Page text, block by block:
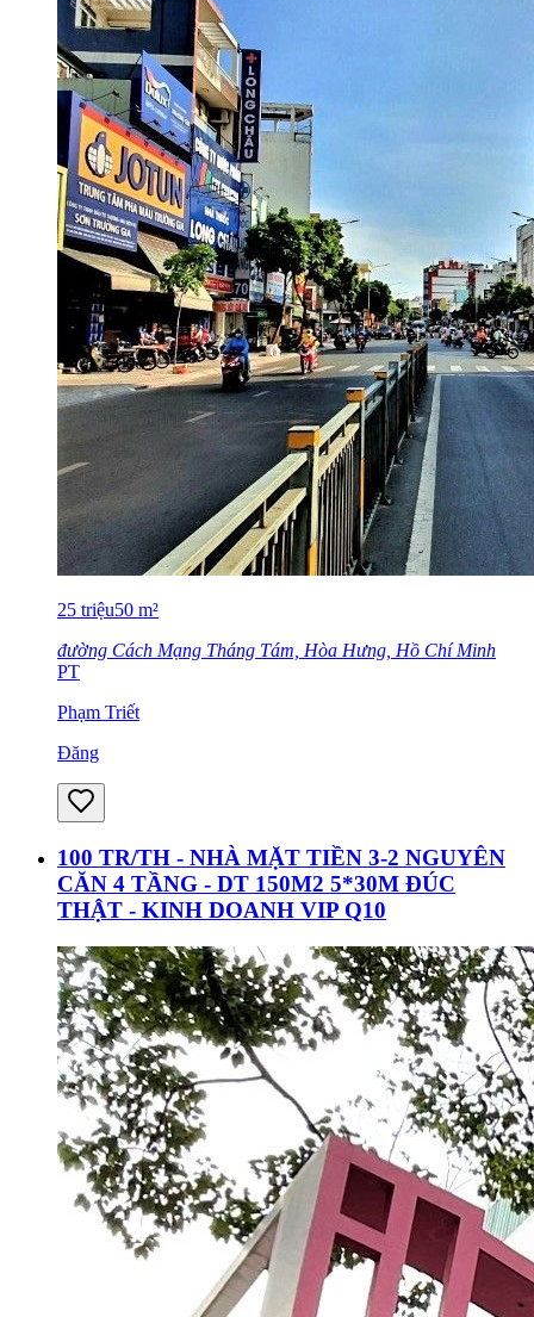
25 triệu50 m²
đường Cách Mạng Tháng Tám, Hòa Hưng, Hồ Chí Minh
PT
Phạm Triết
Đăng
100 TR/TH - NHÀ MẶT TIỀN 3-2 NGUYÊN
CĂN 4 TẦNG - DT 150M2 5*30M ĐÚC
THẬT - KINH DOANH VIP Q10